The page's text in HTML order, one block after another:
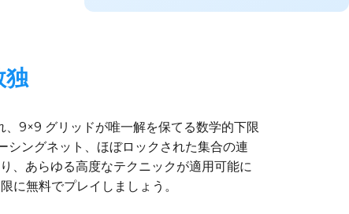
独
9×9 グリッドが唯一解を保てる数学的下限
シングネット、ほぼロックされた集合の連
、あらゆる高度なテクニックが適用可能に
に無料でプレイしましょう。